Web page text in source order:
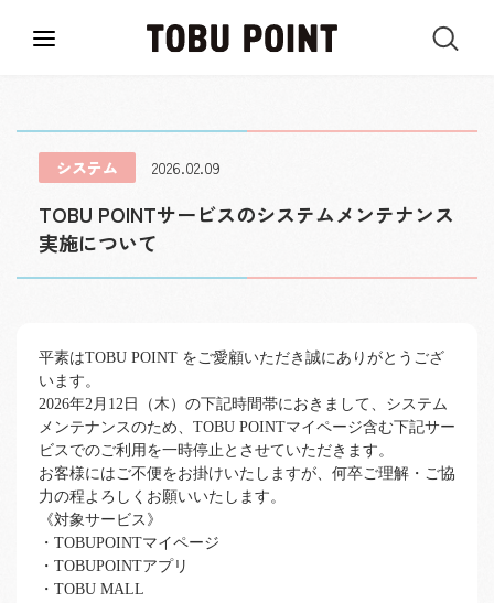
システム 2026.02.09
TOBU POINTサービスのシステムメンテナンス
実施について
平素はTOBU POINT をご愛顧いただき誠にありがとうござ
います。
2026年2月12日（木）の下記時間帯におきまして、システム
メンテナンスのため、TOBU POINTマイページ含む下記サー
ビスでのご利用を一時停止とさせていただきます。
お客様にはご不便をお掛けいたしますが、何卒ご理解・ご協
力の程よろしくお願いいたします。
《対象サービス》
・TOBUPOINTマイページ
・TOBUPOINTアプリ
・TOBU MALL